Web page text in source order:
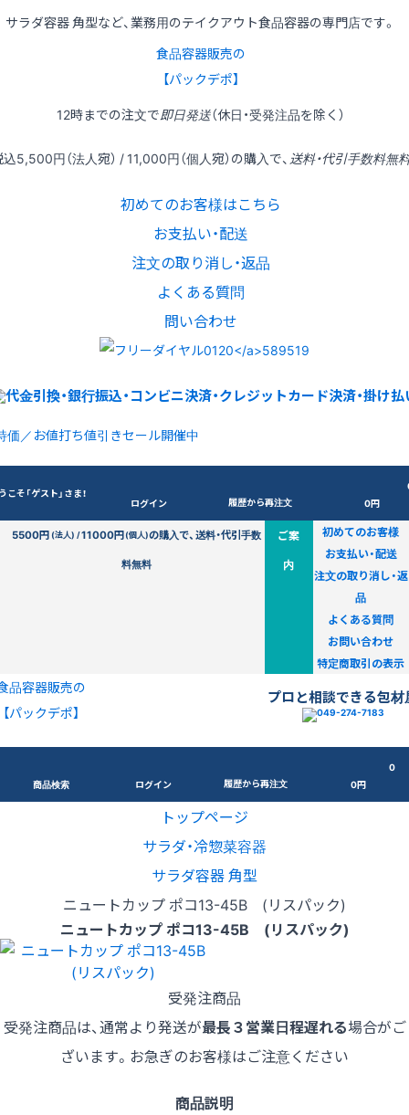
サラダ容器 角型など、業務用のテイクアウト食品容器の専門店です。
食品容器販売の
【パックデポ】
12時までの注文で即日発送（休日・受発注品を除く）
込5,500円（法人宛） / 11,000円（個人宛）の購入で、 送料・代引手数料無
初めてのお客様はこちら
お支払い・配送
注文の取り消し・返品
よくある質問
問い合わせ
価／お値打ち値引きセール開催中
こそ「ゲスト」さま！
ログイン 履歴から再注文
0円
5500円(法人) /11000円(個人)の購入で、送料・代引手数
料無料
ご案
内
初めてのお客様
お支払い・配送
注文の取り消し・返
品
よくある質問
お問い合わせ
特定商取引の表示
品容器販売の
【パックデポ】
プロと相談できる包材
商品検索 ログイン 履歴から再注文
0
0円
トップページ
サラダ・冷惣菜容器
サラダ容器 角型
ニュートカップ ポコ13-45B (リスパック)
ニュートカップ ポコ13-45B (リスパック)
受発注商品
受発注商品は、通常より発送が最長３営業日程遅れる場合がご
ざいます。お急ぎのお客様はご注意ください
商品説明